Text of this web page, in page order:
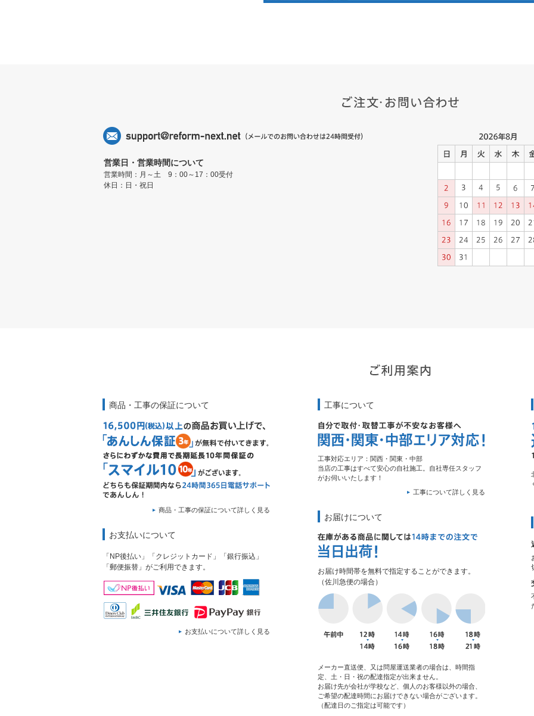
営業日・営業時間について
営業時間：月～土 9：00～17：00受付
休日：日・祝日
商品・工事の保証について
商品・工事の保証について詳しく見る
お支払いについて
「NP後払い」「クレジットカード」「銀行振込」
「郵便振替」がご利用できます。
お支払いについて詳しく見る
工事について
工事対応エリア：関西・関東・中部
当店の工事はすべて安心の自社施工。自社専任スタッフ
がお伺いいたします！
工事について詳しく見る
お届けについて
お届け時間帯を無料で指定することができます。
（佐川急便の場合）
メーカー直送便、又は問屋運送業者の場合は、時間指
定、土・日・祝の配達指定が出来ません。
お届け先が会社が学校など、個人のお客様以外の場合、
ご希望の配達時間にお届けできない場合がございます。
（配達日のご指定は可能です）